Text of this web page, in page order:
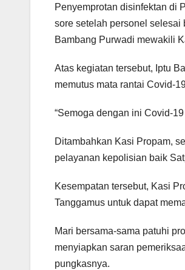
Penyemprotan disinfektan di
sore setelah personel selesai
Bambang Purwadi mewakili
Atas kegiatan tersebut, Iptu
memutus mata rantai Covid-
“Semoga dengan ini Covid-
Ditambahkan Kasi Propam,
pelayanan kepolisian baik
Kesempatan tersebut, Kasi
Tanggamus untuk dapat
Mari bersama-sama patuhi
menyiapkan saran
pungkasnya.